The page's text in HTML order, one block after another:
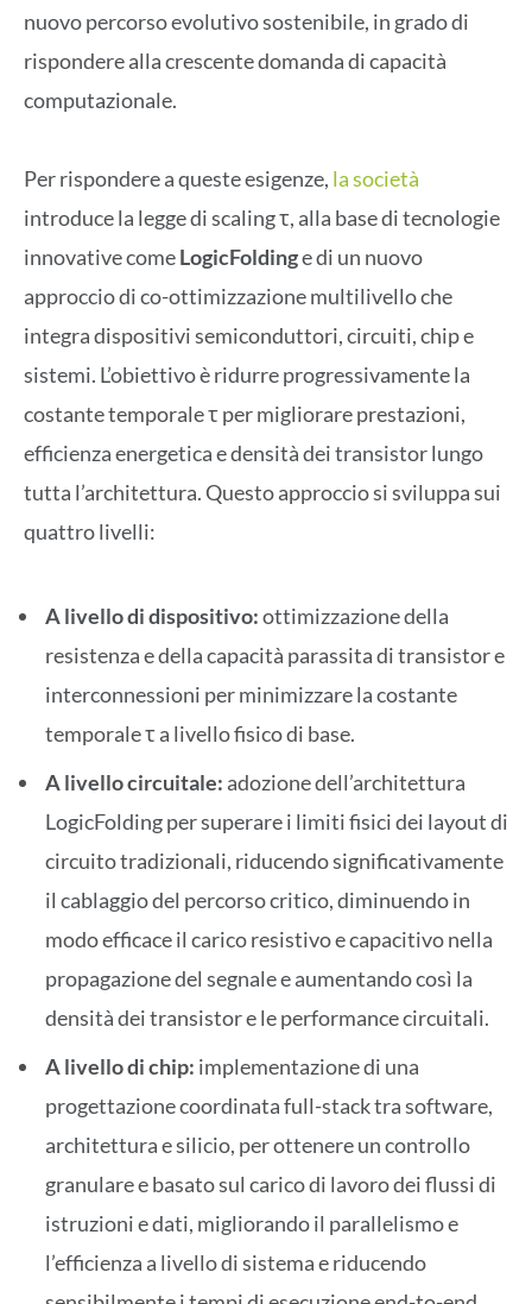
nuovo percorso evolutivo sostenibile, in grado di
rispondere alla crescente domanda di capacità
computazionale.
Per rispondere a queste esigenze, la società
introduce la legge di scaling τ, alla base di tecnologie
innovative comeLogicFoldinge di un nuovo
approccio di co-ottimizzazione multilivello che
integra dispositivi semiconduttori, circuiti, chip e
sistemi. L’obiettivo è ridurre progressivamente la
costante temporale τ per migliorare prestazioni,
efficienza energetica e densità dei transistor lungo
tutta l’architettura. Questo approccio si sviluppa sui
quattro livelli:
A livello di dispositivo:ottimizzazione della
resistenza e della capacità parassita di transistor e
interconnessioni per minimizzare la costante
temporale τ a livello fisico di base.
A livello circuitale: adozione dell’architettura
LogicFolding per superare i limiti fisici dei layout di
circuito tradizionali, riducendo significativamente
il cablaggio del percorso critico, diminuendo in
modo efficace il carico resistivo e capacitivo nella
propagazione del segnale e aumentando così la
densità dei transistor e le performance circuitali.
A livello di chip: implementazione di una
progettazione coordinata full-stack tra software,
architettura e silicio, per ottenere un controllo
granulare e basato sul carico di lavoro dei flussi di
istruzioni e dati, migliorando il parallelismo e
l’efficienza a livello di sistema e riducendo